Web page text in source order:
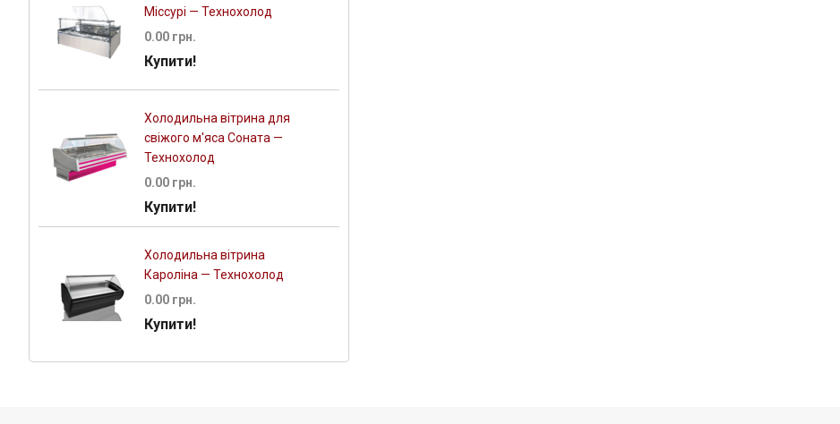
Міссурі — Технохолод
0.00 грн.
Купити!
Холодильна вітрина для
свіжого м'яса Соната —
Технохолод
0.00 грн.
Купити!
Холодильна вітрина
Кароліна — Технохолод
0.00 грн.
Купити!